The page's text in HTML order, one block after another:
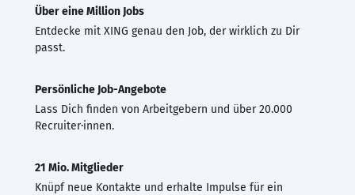
Über eine Million Jobs
Entdecke mit XING genau den Job, der wirklich zu Dir
passt.
Persönliche Job-Angebote
Lass Dich finden von Arbeitgebern und über 20.000
Recruiter·innen.
21 Mio. Mitglieder
Knüpf neue Kontakte und erhalte Impulse für ein